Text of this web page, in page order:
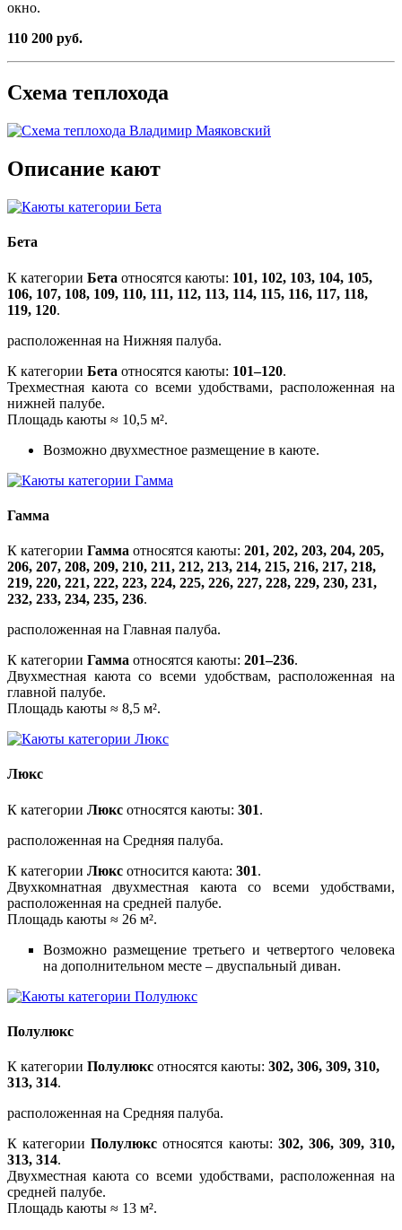
окно.
110 200 руб.
Схема теплохода
Описание кают
Бета
К категории Бета относятся каюты: 101, 102, 103, 104, 105,
106, 107, 108, 109, 110, 111, 112, 113, 114, 115, 116, 117, 118,
119, 120.
расположенная на Нижняя палуба.
К категории Бета относятся каюты: 101–120.
Трехместная каюта со всеми удобствами, расположенная на
нижней палубе.
Площадь каюты ≈ 10,5 м².
Возможно двухместное размещение в каюте.
Гамма
К категории Гамма относятся каюты: 201, 202, 203, 204, 205,
206, 207, 208, 209, 210, 211, 212, 213, 214, 215, 216, 217, 218,
219, 220, 221, 222, 223, 224, 225, 226, 227, 228, 229, 230, 231,
232, 233, 234, 235, 236.
расположенная на Главная палуба.
К категории Гамма относятся каюты: 201–236.
Двухместная каюта со всеми удобствам, расположенная на
главной палубе.
Площадь каюты ≈ 8,5 м².
Люкс
К категории Люкс относятся каюты: 301.
расположенная на Средняя палуба.
К категории Люкс относится каюта: 301.
Двухкомнатная двухместная каюта со всеми удобствами,
расположенная на средней палубе.
Площадь каюты ≈ 26 м².
Возможно размещение третьего и четвертого человека
на дополнительном месте – двуспальный диван.
Полулюкс
К категории Полулюкс относятся каюты: 302, 306, 309, 310,
313, 314.
расположенная на Средняя палуба.
К категории Полулюксотносятся каюты: 302, 306, 309, 310,
313, 314.
Двухместная каюта со всеми удобствами, расположенная на
средней палубе.
Площадь каюты ≈ 13 м².